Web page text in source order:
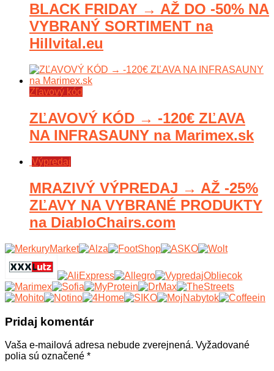
BLACK FRIDAY → AŽ DO -50% NA
VYBRANÝ SORTIMENT na
Hillvital.eu
Zľavový kód
ZĽAVOVÝ KÓD → -120€ ZĽAVA
NA INFRASAUNY na Marimex.sk
Výpredaj
MRAZIVÝ VÝPREDAJ → AŽ -25%
ZĽAVY NA VYBRANÉ PRODUKTY
na DiabloChairs.com
Pridaj komentár
Vaša e-mailová adresa nebude zverejnená. Vyžadované
polia sú označené *